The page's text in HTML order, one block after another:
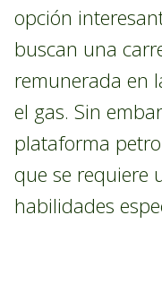
opción
buscan una
remunerada en
el gas. Sin
plataforma
que se requiere
habilidades